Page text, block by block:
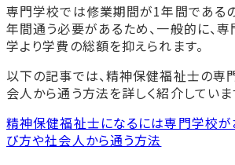
専門学校では修業期間が1年間である
年間通う必要があるため、一般的に、
学より学費の総額を抑えられます。
以下の記事では、精神保健福祉士の専
会人から通う方法を詳しく紹介していま
精神保健福祉士になるには専門学校が
び方や社会人から通う方法